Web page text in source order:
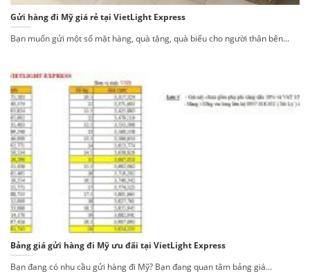
Gửi hàng đi Mỹ giá rẻ tại VietLight Express
Bạn muốn gửi một số mặt hàng, quà tặng, quà biếu cho người thân bên...
Bảng giá gửi hàng đi Mỹ ưu đãi tại VietLight Express
Bạn đang có nhu cầu gửi hàng đi Mỹ? Bạn đang quan tâm bảng giá...